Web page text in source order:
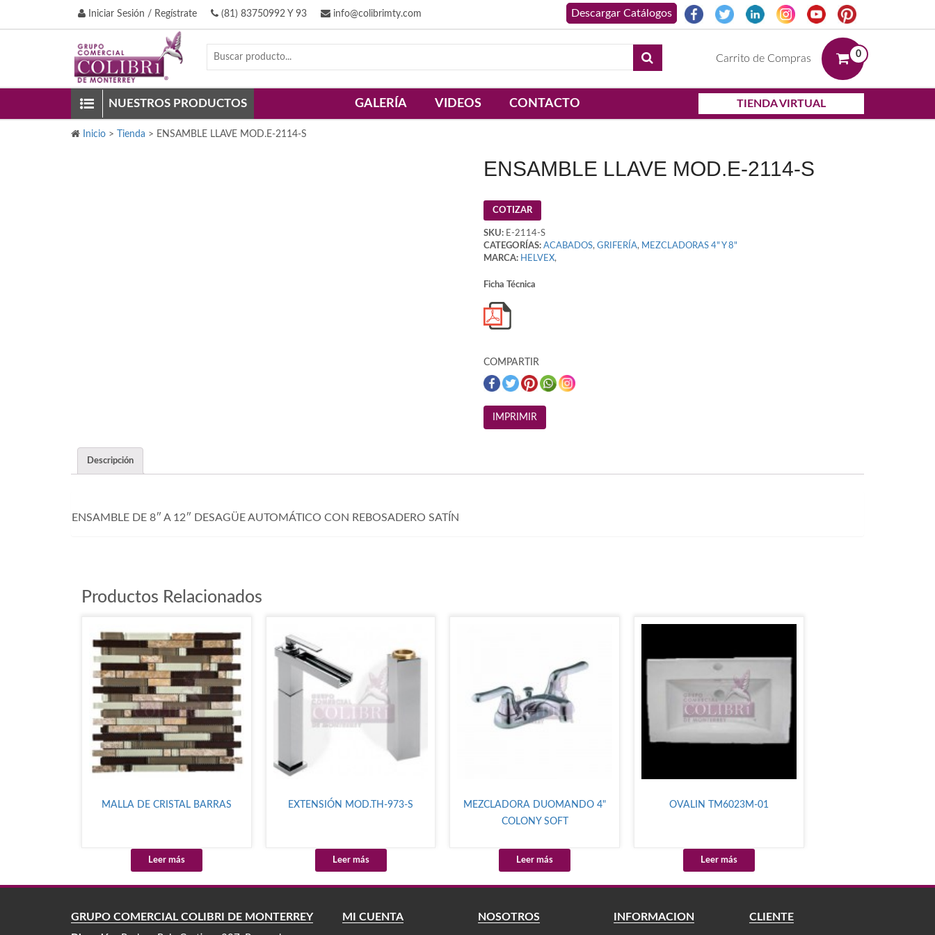
Iniciar Sesión / Regístrate (81) 83750992 Y 93 info@colibrimty.com
Carrito de Compras 0
NUESTROS PRODUCTOS GALERÍA VIDEOS CONTACTO TIENDA VIRTUAL
Inicio > Tienda > ENSAMBLE LLAVE MOD.E-2114-S
ENSAMBLE LLAVE MOD.E-2114-S
COTIZAR
SKU:E-2114-S
CATEGORÍAS: ACABADOS, GRIFERÍA, MEZCLADORAS 4" Y 8"
MARCA: HELVEX,
Ficha Técnica
COMPARTIR
Descripción
ENSAMBLE DE 8″ A 12″ DESAGÜE AUTOMÁTICO CON REBOSADERO SATÍN
Productos Relacionados
MALLA DE CRISTAL BARRAS
Leer más
EXTENSIÓN MOD.TH-973-S
Leer más
MEZCLADORA DUOMANDO 4"
COLONY SOFT
Leer más
OVALIN TM6023M-01
Leer más
GRUPO COMERCIAL COLIBRÍ DE MONTERREY MI CUENTA NOSOTROS INFORMACIÓN CLIENTE